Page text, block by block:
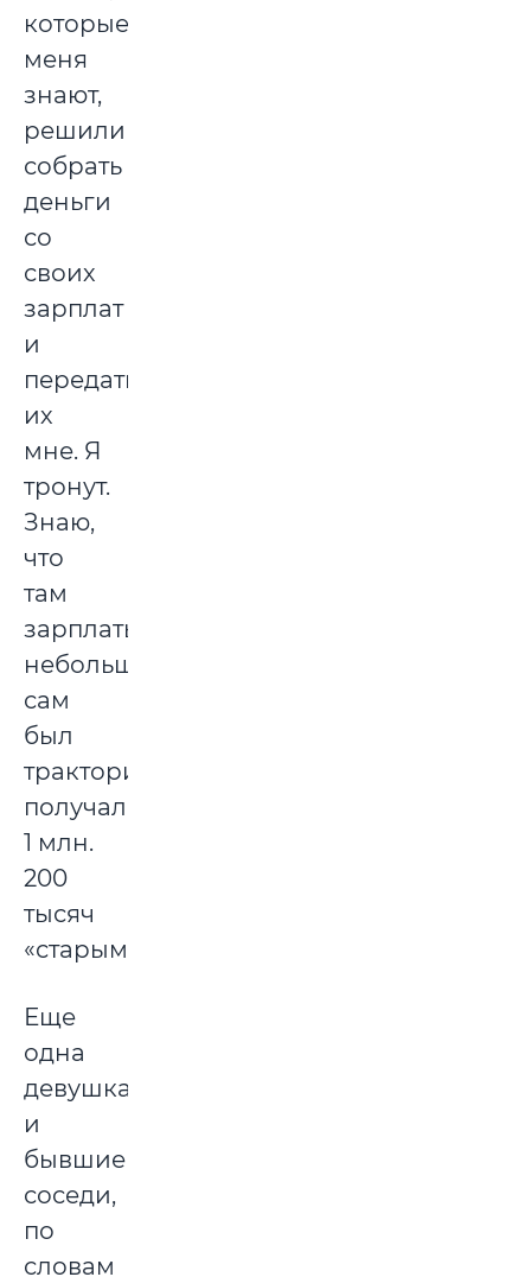
которые
меня
знают,
решили
собрать
деньги
со
своих
зарплат
и
передать
их
мне. Я
тронут.
Знаю,
что
там
зарплаты
небольшие:
сам
был
трактористом,
получал
1 млн.
200
тысяч
«старыми».
Еще
одна
девушка
и
бывшие
соседи,
по
словам